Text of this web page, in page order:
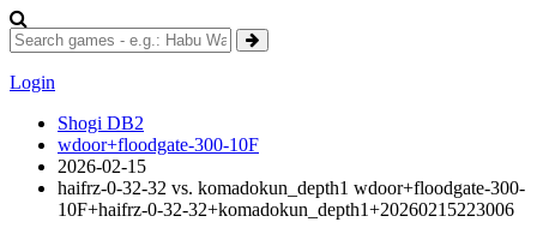
Login
Shogi DB2
wdoor+floodgate-300-10F
2026-02-15
haifrz-0-32-32 vs. komadokun_depth1 wdoor+floodgate-300-
10F+haifrz-0-32-32+komadokun_depth1+20260215223006